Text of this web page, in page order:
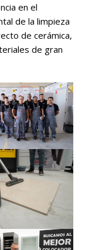
en el
de la limpieza
de cerámica,
de gran